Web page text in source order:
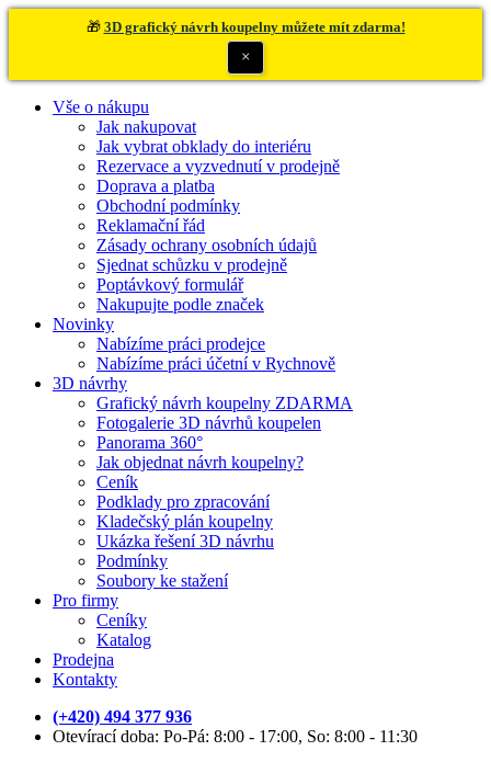
🎁 3D grafický návrh koupelny můžete mít zdarma!
×
Vše o nákupu
Jak nakupovat
Jak vybrat obklady do interiéru
Rezervace a vyzvednutí v prodejně
Doprava a platba
Obchodní podmínky
Reklamační řád
Zásady ochrany osobních údajů
Sjednat schůzku v prodejně
Poptávkový formulář
Nakupujte podle značek
Novinky
Nabízíme práci prodejce
Nabízíme práci účetní v Rychnově
3D návrhy
Grafický návrh koupelny ZDARMA
Fotogalerie 3D návrhů koupelen
Panorama 360°
Jak objednat návrh koupelny?
Ceník
Podklady pro zpracování
Kladečský plán koupelny
Ukázka řešení 3D návrhu
Podmínky
Soubory ke stažení
Pro firmy
Ceníky
Katalog
Prodejna
Kontakty
(+420) 494 377 936
Otevírací doba: Po-Pá: 8:00 - 17:00, So: 8:00 - 11:30